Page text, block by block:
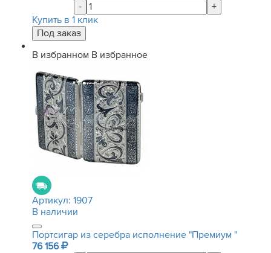
-
+
Купить в 1 клик
В избранном В избранное
Артикул: 1907
В наличии
Портсигар из серебра исполнение "Премиум "
76 156